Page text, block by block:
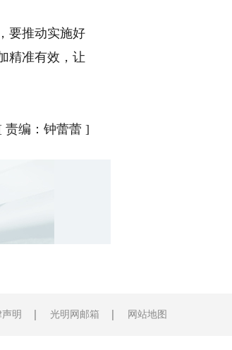
要推动实施好
精准有效，让
责编：钟蕾蕾 ]
明 光明网邮箱 网站地图